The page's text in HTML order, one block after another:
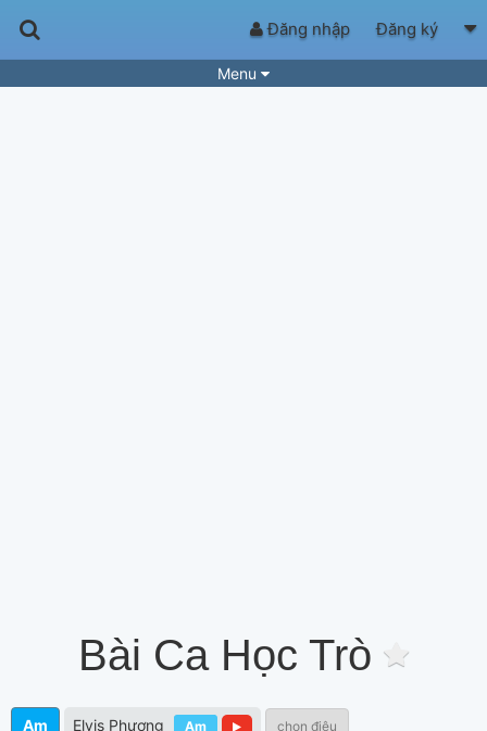
Đăng nhập Đăng ký
Menu
Bài Ca Học Trò
Am Elvis Phương Am chọn điệu